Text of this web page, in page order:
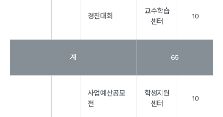
경진대회
교수학습
센터
10
계 65
사업예산공모
전
학생지원
센터
10